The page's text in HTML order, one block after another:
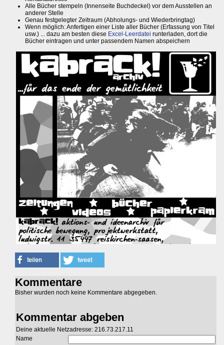
Alle Bücher stempeln (Innenseite Buchdeckel) vor dem Ausstellen an
anderer Stelle
Genau festgelegter Zeitraum (Abholungs- und Wiederbringtag)
Wenn möglich: Anfertigen einer Liste aller Bücher (Erfassung von Titel
usw.) ... dazu am besten diese Excel-Leerdatei runterladen, dort die
Bücher eintragen und unter passendem Namen abspeichern
Kommentare
Bisher wurden noch keine Kommentare abgegeben.
Kommentar abgeben
Deine aktuelle Netzadresse: 216.73.217.11
Name